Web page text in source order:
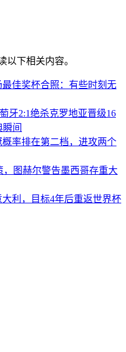
以下相关内容。
佳奖杯合照：有些时刻无
牙2:1绝杀克罗地亚晋级16
间
率排在第二档，进攻两个
图赫尔警告墨西哥存重大
利，目标4年后重返世界杯